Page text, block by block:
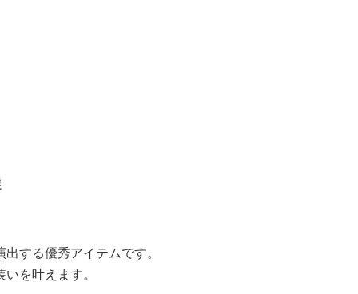
する優秀アイテムです。
を叶えます。